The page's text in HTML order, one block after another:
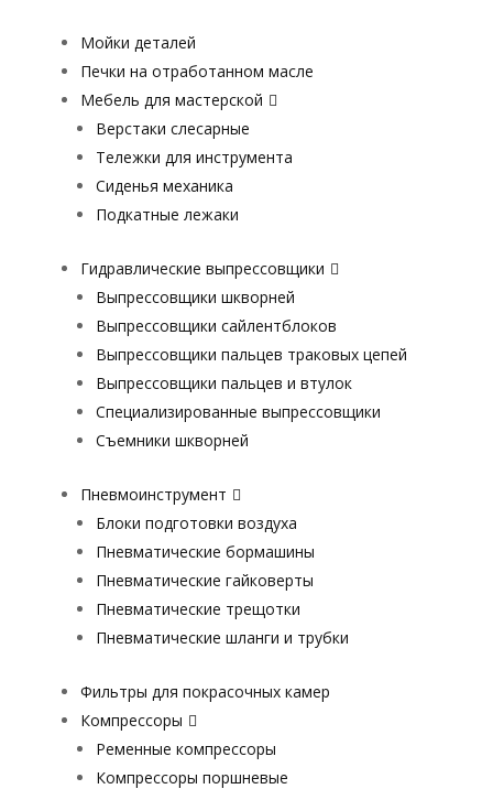
Мойки деталей
Печки на отработанном масле
Мебель для мастерской
Верстаки слесарные
Тележки для инструмента
Сиденья механика
Подкатные лежаки
Гидравлические выпрессовщики
Выпрессовщики шкворней
Выпрессовщики сайлентблоков
Выпрессовщики пальцев траковых цепей
Выпрессовщики пальцев и втулок
Специализированные выпрессовщики
Cъемники шкворней
Пневмоинструмент
Блоки подготовки воздуха
Пневматические бормашины
Пневматические гайковерты
Пневматические трещотки
Пневматические шланги и трубки
Фильтры для покрасочных камер
Компрессоры
Ременные компрессоры
Компрессоры поршневые